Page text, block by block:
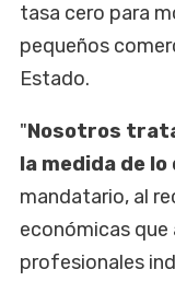
tasa cero para
pequeños
Estado.
"Nosotros
la medida de lo
mandatario, al
económicas
profesionales